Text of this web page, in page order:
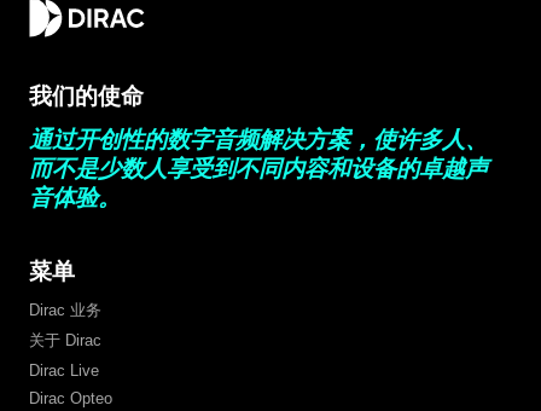
我们的使命
通过开创性的数字音频解决方案，使许多人、
而不是少数人享受到不同内容和设备的卓越声
音体验。
菜单
Dirac 业务
关于 Dirac
Dirac Live
Dirac Opteo